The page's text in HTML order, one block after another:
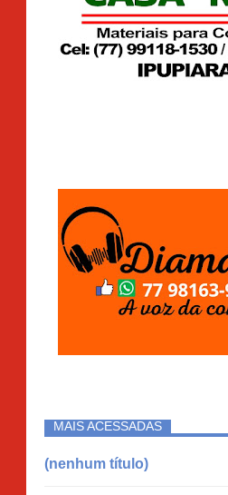
MAIS ACESSADAS
(nenhum título)